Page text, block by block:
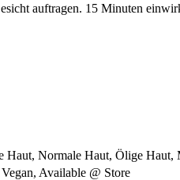
auftragen. 15 Minuten
Haut, Normale Haut, Ölige Haut,
Available @ Store